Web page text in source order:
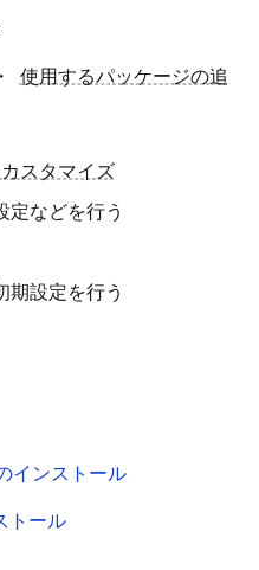
・ 使用するパッケージの追
スタマイズ
定などを行う
期設定を行う
インストール
トール